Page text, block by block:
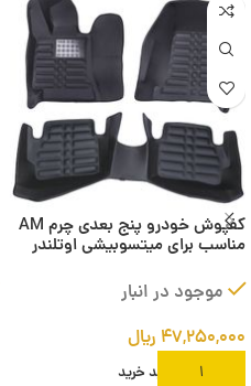
کفپوش خودرو پنج بعدی چرم AM
مناسب برای میتسوبیشی اوتلندر
موجود در انبار
۴۷,۲۵۰,۰۰۰ ریال
افزودن به سبد خرید